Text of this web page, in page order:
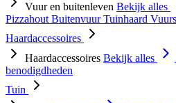
Vuur en buitenleven Bekijk alles
Pizzahout BuitenvuurTuinhaard
Haardaccessoires
Haardaccessoires Bekijk alles
benodigdheden
Tuin